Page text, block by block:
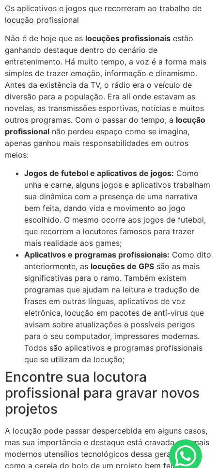
Os aplicativos e jogos que recorreram ao trabalho de
locução profissional
Não é de hoje que as locuções profissionais estão
ganhando destaque dentro do cenário de
entretenimento. Há muito tempo, a voz é a forma mais
simples de trazer emoção, informação e dinamismo.
Antes da existência da TV, o rádio era o veículo de
diversão para a população. Era alí onde estavam as
novelas, as transmissões esportivas, notícias e muitos
outros programas. Com o passar do tempo, a locução
profissional não perdeu espaço como se imagina,
apenas ganhou mais responsabilidades em outros
meios:
Jogos de futebol e aplicativos de jogos: Como
unha e carne, alguns jogos e aplicativos trabalham
sua dinâmica com a presença de uma narrativa
bem feita, dando vida e movimento ao jogo
escolhido. O mesmo ocorre aos jogos de futebol,
que recorrem a locutores famosos para trazer
mais realidade aos games;
Aplicativos e programas profissionais: Como dito
anteriormente, as locuções de GPS são as mais
significativas para o ramo. Também existem
programas que ajudam na leitura e tradução de
frases em outras línguas, aplicativos de voz
eletrônica, locução em pacotes de antí-virus que
avisam sobre atualizações e possíveis perigos
para o seu computador, impressores modernas.
Todos são aplicativos e programas profissionais
que se utilizam da locução;
Encontre sua locutora
profissional para gravar novos
projetos
A locução pode passar despercebida em alguns casos,
mas sua importância e destaque está cravada nos mais
modernos utensílios tecnológicos dessa geração. É
como a cereja do bolo de um projeto bem feito,